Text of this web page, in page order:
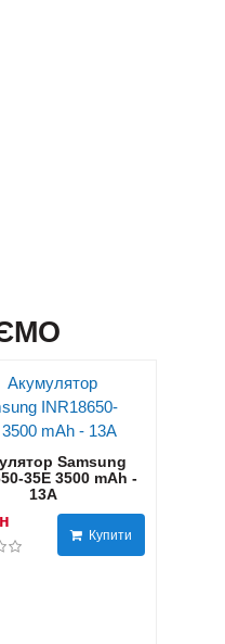
Samsung
35E 3500 mAh -
13А
Купити